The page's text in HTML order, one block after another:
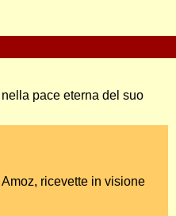
pace eterna del suo
ricevette in visione